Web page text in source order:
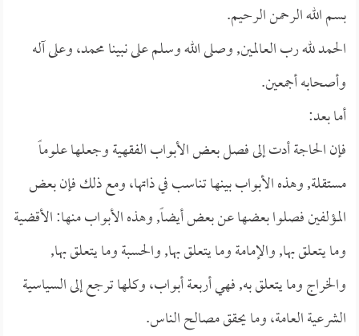
بسم الله الرحمن الرحيم.
الحمد لله رب العالمين, وصلى الله وسلم على نبينا محمد، وعلى آله
وأصحابه أجمعين.
أما بعد:
فإن الحاجة أدت إلى فصل بعض الأبواب الفقهية وجعلها علوماً
مستقلة, وهذه الأبواب بينها تناسب في ذاتها، ومع ذلك فإن بعض
المؤلفين فصلوا بعضها عن بعض أيضاً, وهذه الأبواب منها: الأقضية
وما يتعلق بها, والإمامة وما يتعلق بها, والحسبة وما يتعلق بها,
والخراج وما يتعلق به, فهي أربعة أبواب، وكلها ترجع إلى السياسية
الشرعية العامة، وما يحقق مصالح الناس.